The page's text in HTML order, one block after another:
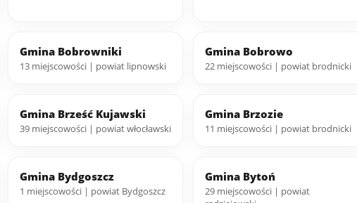
Gmina Bobrowniki
13 miejscowości | powiat lipnowski
Gmina Bobrowo
22 miejscowości | powiat brodnicki
Gmina Brześć Kujawski
39 miejscowości | powiat włocławski
Gmina Brzozie
11 miejscowości | powiat brodnicki
Gmina Bydgoszcz
1 miejscowości | powiat Bydgoszcz
Gmina Bytoń
29 miejscowości | powiat